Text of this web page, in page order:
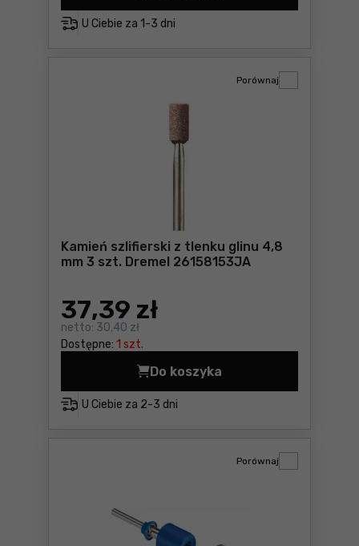
U Ciebie za 1-3 dni
Kamień szlifierski z tlenku glinu 4,8
mm 3 szt. Dremel 26158153JA
37,39 zł
netto: 30,40 zł
Dostępne: 1 szt.
Porównaj
U Ciebie za 2-3 dni
Do koszyka
Kamień szlifierski z tlenku
Porównaj